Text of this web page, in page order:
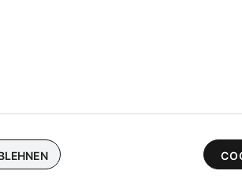
Ultra-Ohrhörer